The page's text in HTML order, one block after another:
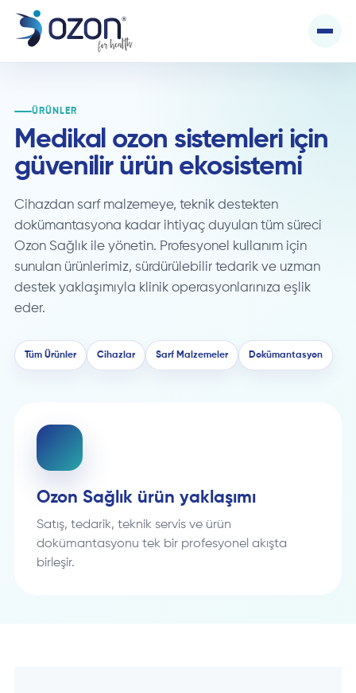
ÜRÜNLER
Medikal ozon sistemleri için
güvenilir ürün ekosistemi
Cihazdan sarf malzemeye, teknik destekten
dokümantasyona kadar ihtiyaç duyulan tüm süreci
Ozon Sağlık ile yönetin. Profesyonel kullanım için
sunulan ürünlerimiz, sürdürülebilir tedarik ve uzman
destek yaklaşımıyla klinik operasyonlarınıza eşlik
eder.
Tüm Ürünler Cihazlar Sarf Malzemeler Dokümantasyon
Ozon Sağlık ürün yaklaşımı
Satış, tedarik, teknik servis ve ürün
dokümantasyonu tek bir profesyonel akışta
birleşir.